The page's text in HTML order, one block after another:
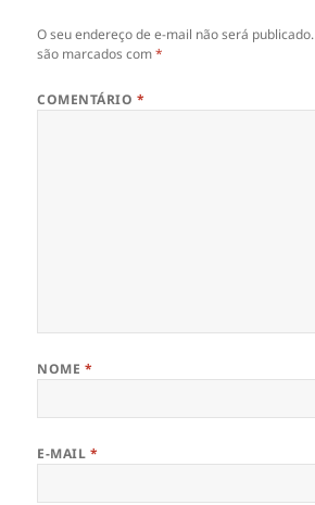
O seu endereço de e-mail não será publicado.
são marcados com*
COMENTÁRIO *
NOME *
E-MAIL *